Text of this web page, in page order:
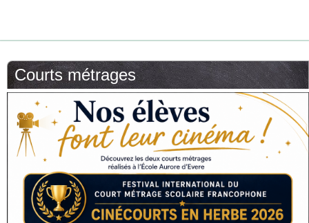
Courts métrages